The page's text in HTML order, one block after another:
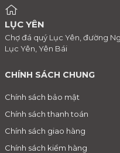
LỤC YÊN
Chợ đá quý Lục Yên, đường
Lục Yên, Yên Bái
CHÍNH SÁCH CHUNG
Chính sách bảo mật
Chính sách thanh toán
Chính sách giao hàng
Chính sách kiểm hàng